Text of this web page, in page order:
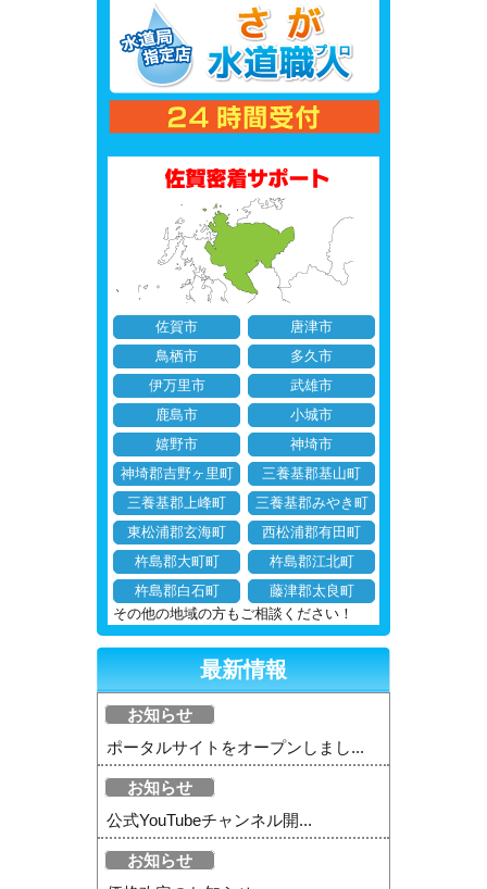
佐賀市
唐津市
鳥栖市
多久市
伊万里市
武雄市
鹿島市
小城市
嬉野市
神埼市
神埼郡吉野ヶ里町
三養基郡基山町
三養基郡上峰町
三養基郡みやき町
東松浦郡玄海町
西松浦郡有田町
杵島郡大町町
杵島郡江北町
杵島郡白石町
藤津郡太良町
その他の地域の方もご相談ください！
最新情報
お知らせ
ポータルサイトをオープンしまし...
お知らせ
公式YouTubeチャンネル開...
お知らせ